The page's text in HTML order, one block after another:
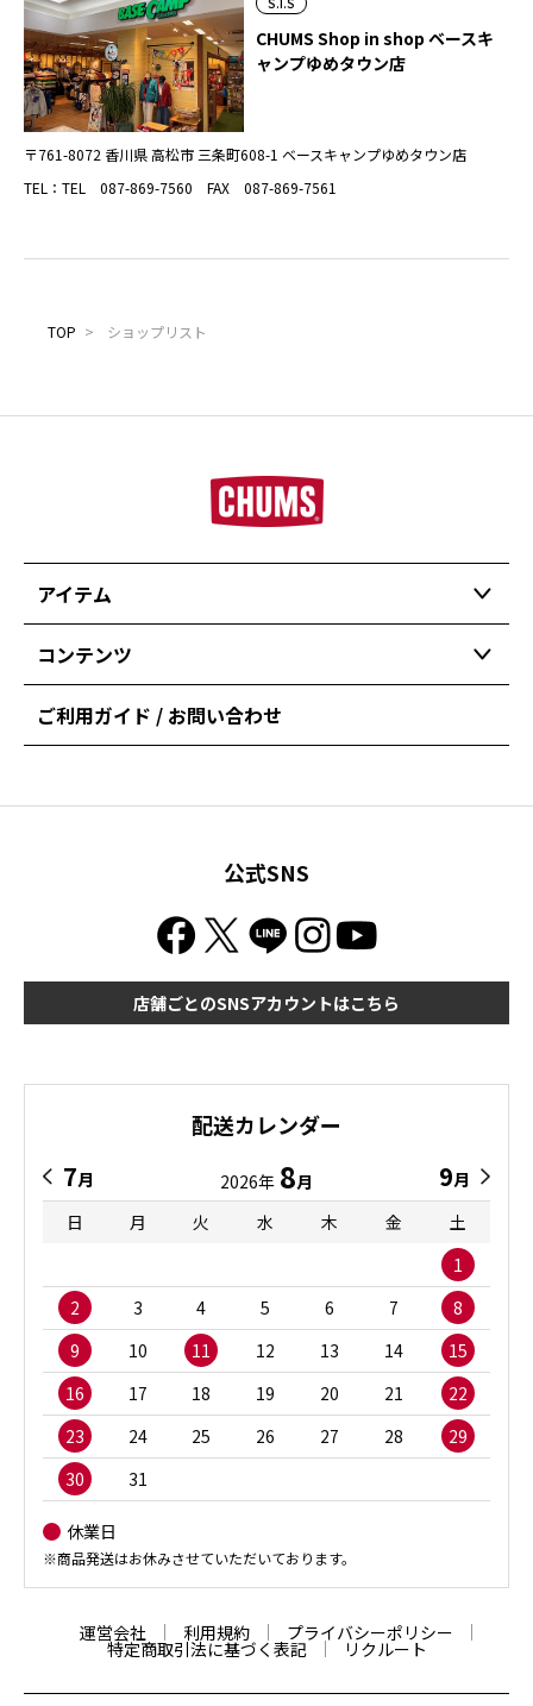
CHUMS Shop in shop ベースキ
ャンプゆめタウン店
〒761-8072 香川県 高松市 三条町608-1 ベースキャンプゆめタウン店
TEL：TEL 087-869-7560 FAX 087-869-7561
TOP > ショップリスト
アイテム
コンテンツ
ご利用ガイド / お問い合わせ
公式SNS
店舗ごとのSNSアカウントはこちら
配送カレンダー
7月 2026年 8月 9月
日
月 火 水 木 金
土
1
2
3 4 5 6 7
8
9
10 11 12 13 14
15
16
17 18 19 20 21
22
23
24 25 26 27 28
29
30
31
休業日
※商品発送はお休みさせていただいております。
運営会社 利用規約 プライバシーポリシー
特定商取引法に基づく表記 リクルート